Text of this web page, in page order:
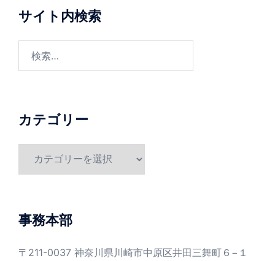
サイト内検索
カテゴリー
ー
事務本部
〒211-0037 神奈川県川崎市中原区井田三舞町６−１